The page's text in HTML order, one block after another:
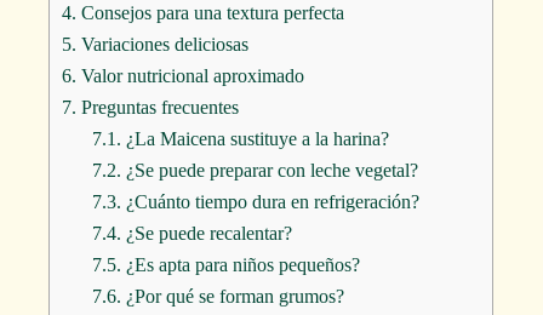
4. Consejos para una textura perfecta
5. Variaciones deliciosas
6. Valor nutricional aproximado
7. Preguntas frecuentes
7.1. ¿La Maicena sustituye a la harina?
7.2. ¿Se puede preparar con leche vegetal?
7.3. ¿Cuánto tiempo dura en refrigeración?
7.4. ¿Se puede recalentar?
7.5. ¿Es apta para niños pequeños?
7.6. ¿Por qué se forman grumos?